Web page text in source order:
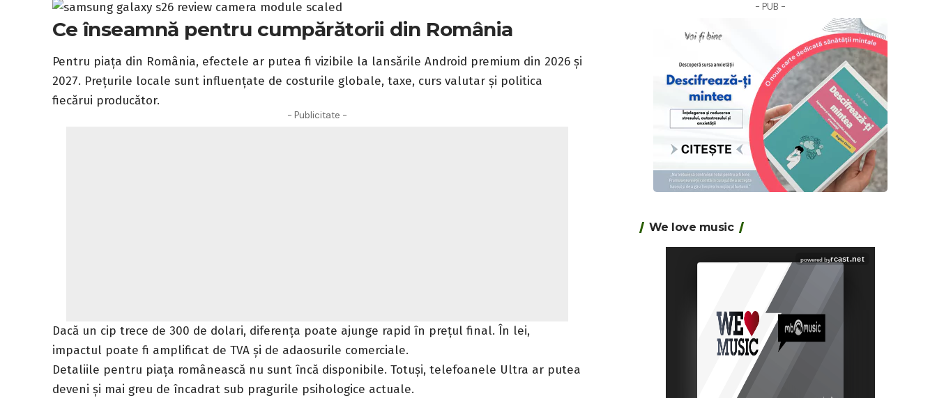
Ce înseamnă pentru cumpărătorii din România
Pentru piața din România, efectele ar putea fi vizibile la lansările Android premium din 2026 și
2027. Prețurile locale sunt influențate de costurile globale, taxe, curs valutar și politica
fiecărui producător.
- Publicitate -
Dacă un cip trece de 300 de dolari, diferența poate ajunge rapid în prețul final. În lei,
impactul poate fi amplificat de TVA și de adaosurile comerciale.
Detaliile pentru piața românească nu sunt încă disponibile. Totuși, telefoanele Ultra ar putea
deveni și mai greu de încadrat sub pragurile psihologice actuale.
- PUB -
We love music